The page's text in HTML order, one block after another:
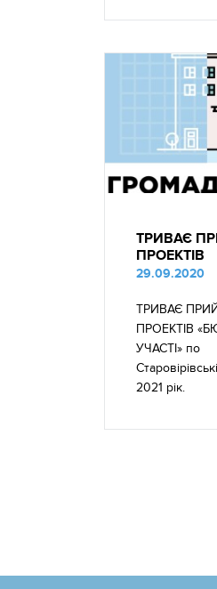
ТРИВАЄ
ПРОЕКТІВ
29.09.2020
ТРИВАЄ
ПРОЕКТІВ
УЧАСТІ» по
2021 рік.